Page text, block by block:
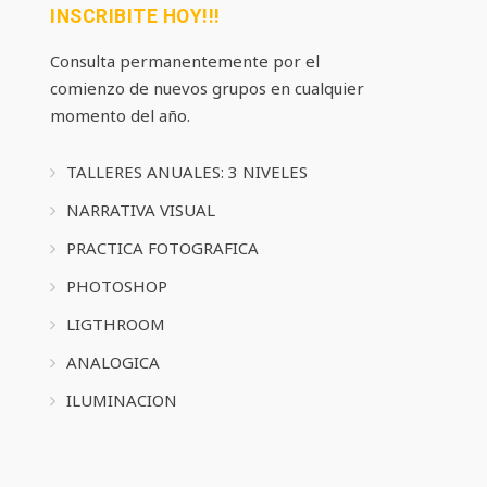
INSCRIBITE HOY!!!
Consulta permanentemente por el
comienzo de nuevos grupos en cualquier
momento del año.
TALLERES ANUALES: 3 NIVELES
NARRATIVA VISUAL
PRACTICA FOTOGRAFICA
PHOTOSHOP
LIGTHROOM
ANALOGICA
ILUMINACION